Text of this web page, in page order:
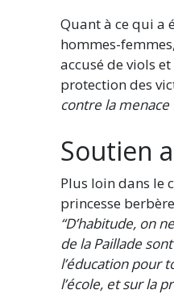
Quant à ce qui a
hommes-
accusé de viols
protection des
contre la menace
Soutien
Plus loin dans le
princesse
“D’habitude, on
de la Paillade
l’éducation pour
l’école, et sur la